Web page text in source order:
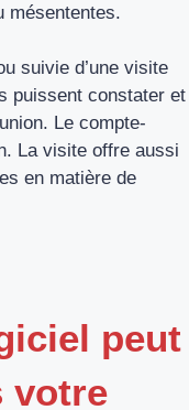
mésententes.
suivie d’une visite
puissent constater et
Le compte-
La visite offre aussi
en matière de
peut
votre